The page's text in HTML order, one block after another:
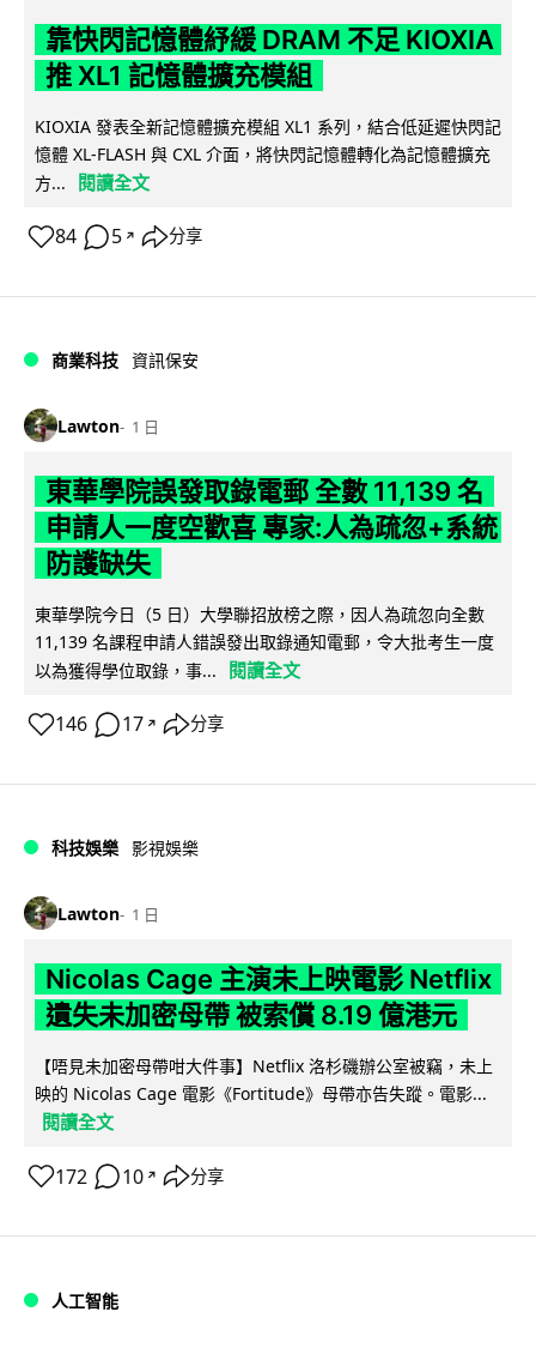
靠快閃記憶體紓緩 DRAM 不足 KIOXIA
推 XL1 記憶體擴充模組
KIOXIA 發表全新記憶體擴充模組 XL1 系列，結合低延遲快閃記
憶體 XL-FLASH 與 CXL 介面，將快閃記憶體轉化為記憶體擴充
方...
閱讀全文
84 5 ↗ 分享
商業科技 資訊保安
Lawton 1 日
東華學院誤發取錄電郵 全數 11,139 名
申請人一度空歡喜 專家:人為疏忽+系統
防護缺失
東華學院今日（5 日）大學聯招放榜之際，因人為疏忽向全數
11,139 名課程申請人錯誤發出取錄通知電郵，令大批考生一度
以為獲得學位取錄，事...
閱讀全文
146 17 ↗ 分享
科技娛樂 影視娛樂
Lawton 1 日
Nicolas Cage 主演未上映電影 Netflix
遺失未加密母帶 被索償 8.19 億港元
【唔見未加密母帶咁大件事】Netflix 洛杉磯辦公室被竊，未上
映的 Nicolas Cage 電影《Fortitude》母帶亦告失蹤。電影...
閱讀全文
172 10 ↗ 分享
人工智能